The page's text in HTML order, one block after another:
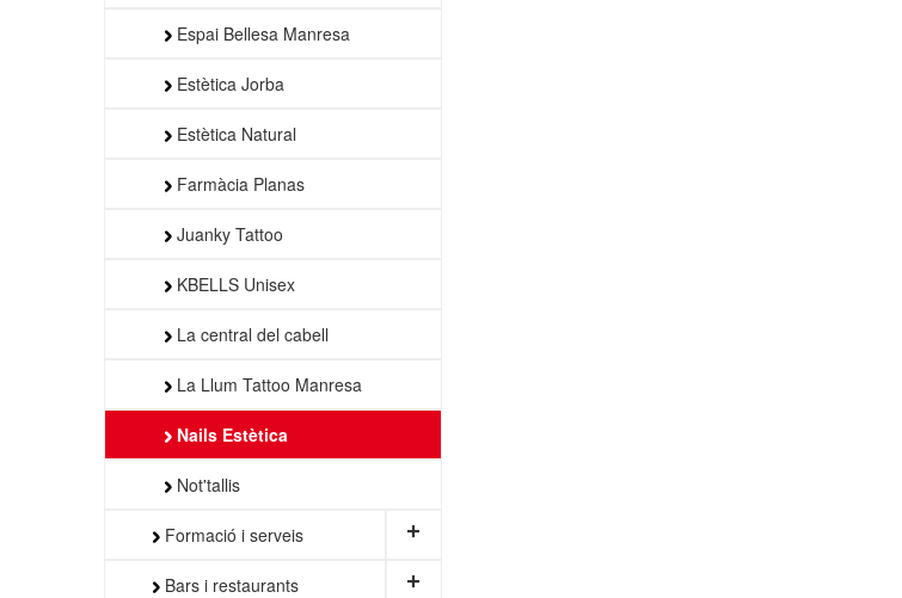
Espai Bellesa Manresa
Estètica Jorba
Estètica Natural
Farmàcia Planas
Juanky Tattoo
KBELLS Unisex
La central del cabell
La Llum Tattoo Manresa
Nails Estètica
Not'tallis
Formació i serveis +
Bars i restaurants +